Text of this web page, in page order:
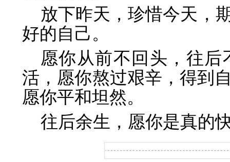
放下昨天，珍惜今天，
好的自己。
愿你从前不回头，往
活，愿你熬过艰辛，得到
愿你平和坦然。
往后余生，愿你是真的